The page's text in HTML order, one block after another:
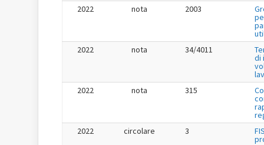
2022
nota 2003
2022
nota 34/4011
di
2022
nota 315
2022
circolare 3